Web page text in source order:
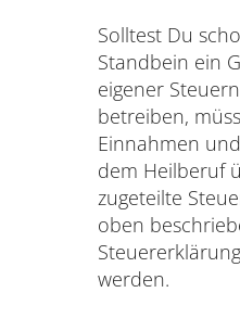
Solltest Du
Standbein ein
eigener
betreiben,
Einnahmen
dem Heilberuf
zugeteilte
oben
werden.